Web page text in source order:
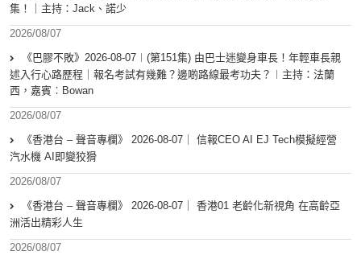
集！｜主持：Jack、諾少
2026/08/07
《巴膠不敗》2026-08-07︱(第151集) 由巴士迷變身車長！年輕車長親
述入行心路歷程｜報名考試有幾難？邊啲路線最考功夫？︱主持：法蘭
西，嘉賓︰Bowan
2026/08/07
《香港台 – 聲音專欄》 2026-08-07｜ 信報CEO AI EJ Tech模擬經營
汽水機 AI即變狡猾
2026/08/07
《香港台 – 聲音專欄》 2026-08-07｜ 香港01 老齡化新視角 在高齡亞
洲活出精彩人生
2026/08/07